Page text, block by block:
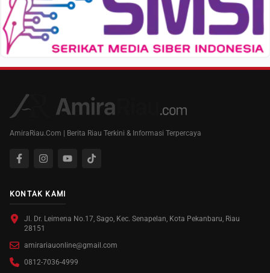
AmiraRiau.Com | Berita Riau Terkini & Informasi Terpercaya
KONTAK KAMI
Jl. Dr. Leimena No.17, Sago, Kec. Senapelan, Kota Pekanbaru, Riau
28151
amirariauonline@gmail.com
0812-7036-4999